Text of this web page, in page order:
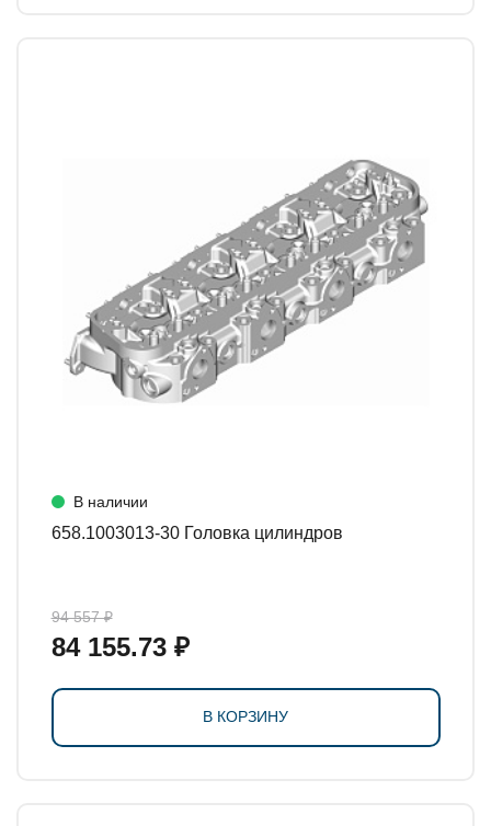
В наличии
658.1003013-30 Головка цилиндров
94 557 ₽
84 155.73 ₽
В КОРЗИНУ